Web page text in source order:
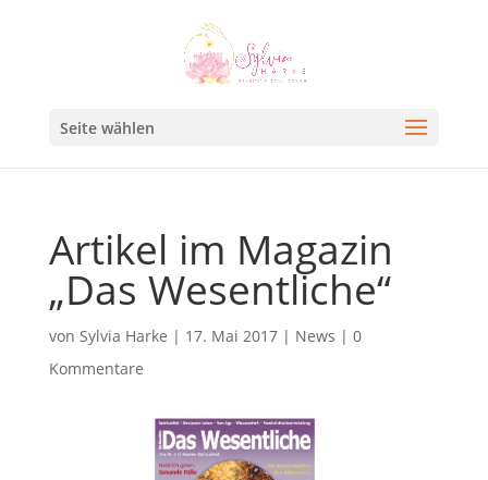
Seite wählen
Artikel im Magazin
„Das Wesentliche“
von Sylvia Harke | 17. Mai 2017| News | 0
Kommentare